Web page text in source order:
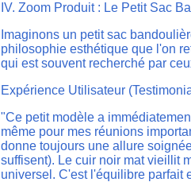
IV. Zoom Produit : Le Petit Sac
Imaginons un petit sac
philosophie esthétique que l'on
qui est souvent recherché par
Expérience Utilisateur
"Ce petit modèle a
même pour mes réunions
donne toujours une allure
suffisent). Le cuir noir mat vieillit
universel. C'est l'équilibre parfait